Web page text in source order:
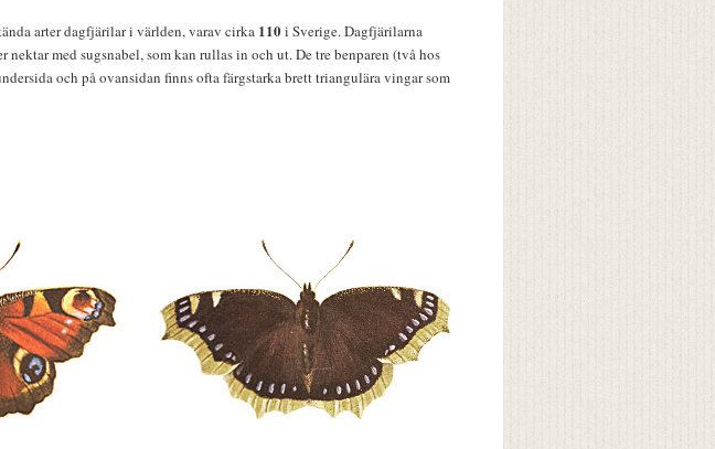
arter dagfjärilar i världen, varav cirka 110i Sverige. Dagfjärilarna
med sugsnabel, som kan rullas in och ut. De tre benparen (två hos
och på ovansidan finns ofta färgstarka brett triangulära vingar som